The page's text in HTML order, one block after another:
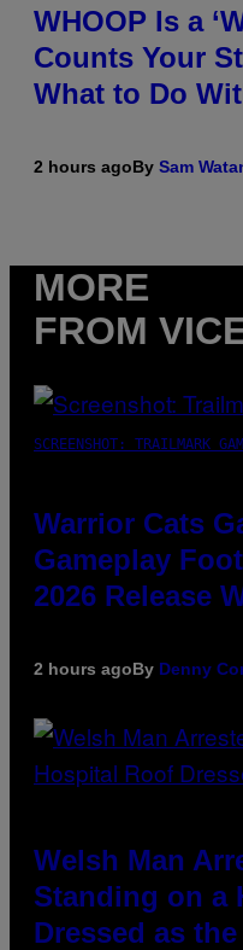
WHOOP Is a
Counts Your
What to Do
2 hours agoBy Sam
MORE
FROM
SCREENSHOT: TRAILMARK
Warrior Cats
Gameplay
2026 Release
2 hours agoBy Denny
Welsh Man
Standing on a
Dressed as